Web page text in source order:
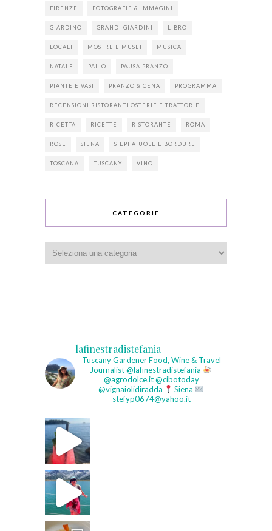
FIRENZE FOTOGRAFIE & IMMAGINI
GIARDINO GRANDI GIARDINI LIBRO
LOCALI MOSTRE E MUSEI MUSICA
NATALE PALIO PAUSA PRANZO
PIANTE E VASI PRANZO & CENA PROGRAMMA
RECENSIONI RISTORANTI OSTERIE E TRATTORIE
RICETTA RICETTE RISTORANTE ROMA
ROSE SIENA SIEPI AIUOLE E BORDURE
TOSCANA TUSCANY VINO
CATEGORIE
lafinestradistefania
Tuscany GardenerFood, Wine & Travel
Journalist@lafinestradistefania
@agrodolce.it @cibotoday
@vignaiolidiradda
Siena
stefyp0674@yahoo.it